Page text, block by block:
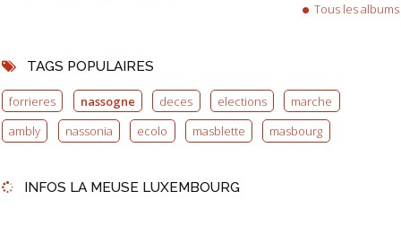
Tous les albums
TAGS POPULAIRES
forrieres nassogne deces elections
marche
ambly
nassonia ecolo masblette masbourg
INFOS LA MEUSE LUXEMBOURG